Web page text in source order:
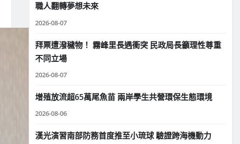
職人翻轉夢想未來
2026-08-07
拜票遭潑穢物！ 霧峰里長遇衝突 民政局長籲理性尊重
不同立場
2026-08-07
增殖放流超65萬尾魚苗 兩岸學生共營環保生態環境
2026-08-06
漢光演習南部防務首度推至小琉球 驗證跨海機動力